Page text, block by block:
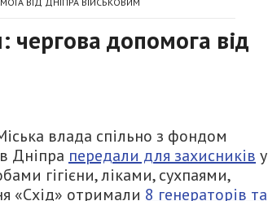
чергова допомога від
влада спільно з фондом
Дніпра передали для захисників у
гігієни, ліками, сухпаями,
«Схід» отримали 8 генераторів та